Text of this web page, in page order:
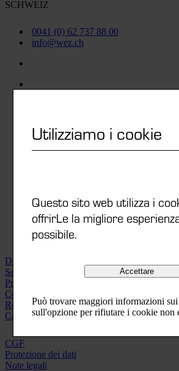
Utilizziamo i cookie
Questo sito web utilizza i
offrirLe la migliore
possibile.
Accettare
Può trovare maggiori informazioni
sull'opzione per rifiutare i cookie non
SCHWEIZ
0041 (0) 62 737 88 00
info@wez.ch
Downloads | Videos
Scheda tecnica
Printorama-Finder
Conformità
Rete di distribuzione
Carriera
CGF
Protezione dei dati
Note legali